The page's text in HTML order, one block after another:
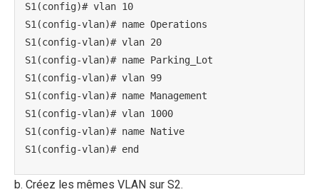
S1(config)# vlan 10
S1(config-vlan)# name Operations
S1(config-vlan)# vlan 20
S1(config-vlan)# name Parking_Lot
S1(config-vlan)# vlan 99
S1(config-vlan)# name Management
S1(config-vlan)# vlan 1000
S1(config-vlan)# name Native
S1(config-vlan)# end
b. Créez les mêmes VLAN sur S2.